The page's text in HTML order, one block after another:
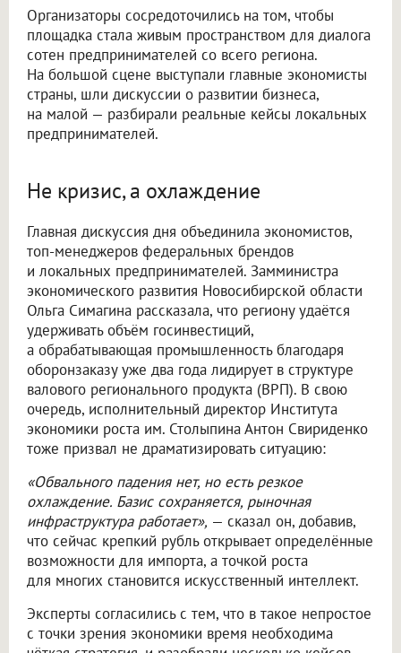
Организаторы сосредоточились на том, чтобы
площадка стала живым пространством для диалога
сотен предпринимателей со всего региона.
На большой сцене выступали главные экономисты
страны, шли дискуссии о развитии бизнеса,
на малой — разбирали реальные кейсы локальных
предпринимателей.
Не кризис, а охлаждение
Главная дискуссия дня объединила экономистов,
топ-менеджеров федеральных брендов
и локальных предпринимателей. Замминистра
экономического развития Новосибирской области
Ольга Симагина рассказала, что региону удаётся
удерживать объём госинвестиций,
а обрабатывающая промышленность благодаря
оборонзаказу уже два года лидирует в структуре
валового регионального продукта (ВРП). В свою
очередь, исполнительный директор Института
экономики роста им. Столыпина Антон Свириденко
тоже призвал не драматизировать ситуацию:
«Обвального падения нет, но есть резкое
охлаждение. Базис сохраняется, рыночная
инфраструктура работает», — сказал он, добавив,
что сейчас крепкий рубль открывает определённые
возможности для импорта, а точкой роста
для многих становится искусственный интеллект.
Эксперты согласились с тем, что в такое непростое
с точки зрения экономики время необходима